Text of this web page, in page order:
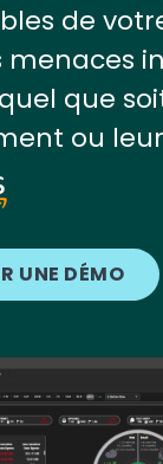
de
menaces
que
ou
UNE DÉMO